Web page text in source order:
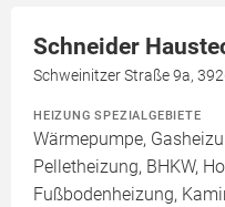
Schneider
Schweinitzer Straße 9a,
HEIZUNG SPEZIALGEBIETE
Wärmepumpe,
Pelletheizung, BHKW,
Fußbodenheizung,